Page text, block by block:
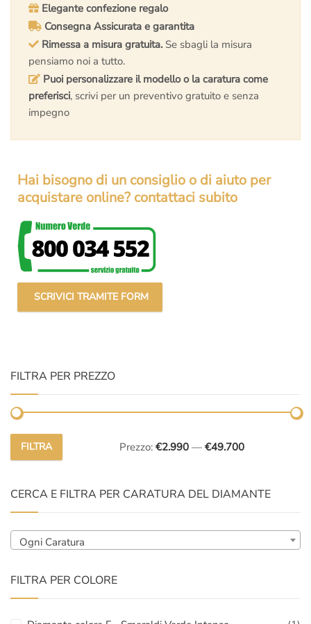
Elegante confezione regalo
Consegna Assicurata e garantita
Rimessa a misura gratuita. Se sbagli la misura
pensiamo noi a tutto.
Puoi personalizzare il modello o la caratura come
preferisci, scrivi per un preventivo gratuito e senza
impegno
Hai bisogno di un consiglio o di aiuto per
acquistare online? contattaci subito
SCRIVICI TRAMITE FORM
FILTRA PER PREZZO
Prezzo
Prezzo
FILTRA Prezzo: €2.990— €49.700
CERCA E FILTRA PER CARATURA DEL DIAMANTE
Ogni Caratura
FILTRA PER COLORE